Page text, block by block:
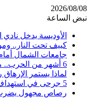
2026/08/08
نبض الساعة
الأوديسة يدخل نادي
كييف تحت النار..
جامعات الشمال
6 أشهر من الحرب.. ماذا كسبت إيران؟
لماذا يستمر
5 جرحى في استهداف أوكراني لمصفاة روسية
رصاص مجهول يضرب